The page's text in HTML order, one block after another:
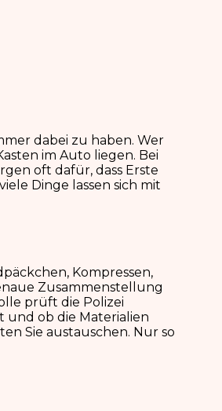
dabei zu haben. Wer
im Auto liegen. Bei
oft dafür, dass Erste
Dinge lassen sich mit
Kompressen,
Zusammenstellung
prüft die Polizei
und ob die Materialien
Sie austauschen. Nur so